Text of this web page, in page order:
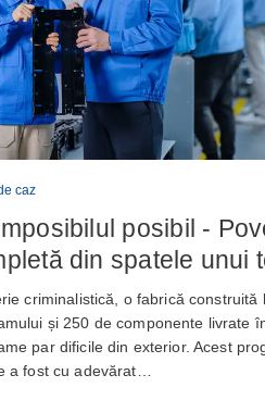
caz
posibil -
din spatele unui
de autoservire de
criminalistică, o fabrică construită
și 250 de componente livrate
par dificile din exterior. Acest
a fost cu adevărat…